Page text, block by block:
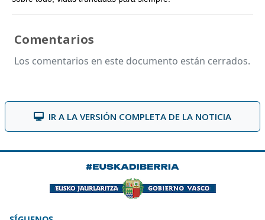
Comentarios
Los comentarios en este documento están cerrados.
IR A LA VERSIÓN COMPLETA DE LA NOTICIA